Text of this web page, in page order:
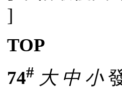
]
TOP
74# 大 中 小